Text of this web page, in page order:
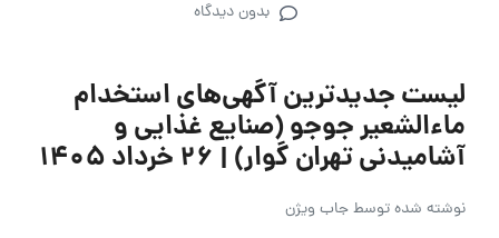
بدون دیدگاه
لیست جدیدترین آگهی‌های استخدام
ماءالشعیر جوجو (صنایع غذایی و
آشامیدنی تهران گوار) | ۲۶ خرداد ۱۴۰۵
نوشته شده توسطجاب ویژن